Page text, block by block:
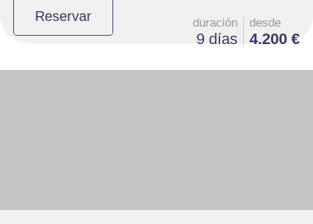
Reservar duración
9 días
desde
4.200 €